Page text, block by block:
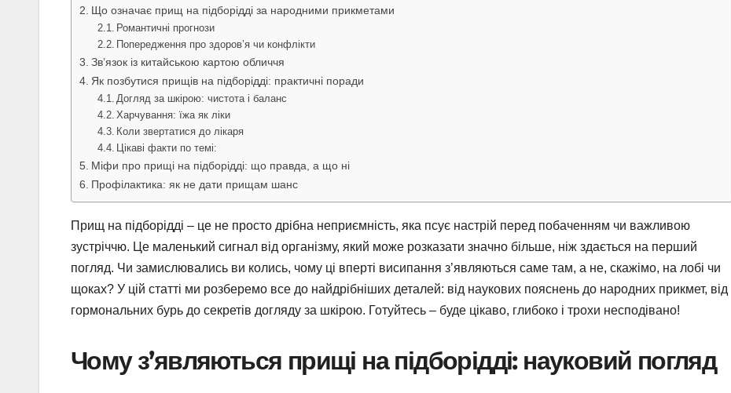
Що означає прищ на підборідді за народними прикметами
Романтичні прогнози
Попередження про здоров’я чи конфлікти
Зв’язок із китайською картою обличчя
Як позбутися прищів на підборідді: практичні поради
Догляд за шкірою: чистота і баланс
Харчування: їжа як ліки
Коли звертатися до лікаря
Цікаві факти по темі:
Міфи про прищі на підборідді: що правда, а що ні
Профілактика: як не дати прищам шанс
Прищ на підборідді – це не просто дрібна неприємність, яка псує настрій перед побаченням чи важливою
зустріччю. Це маленький сигнал від організму, який може розказати значно більше, ніж здається на перший
погляд. Чи замислювались ви колись, чому ці вперті висипання з’являються саме там, а не, скажімо, на лобі чи
щоках? У цій статті ми розберемо все до найдрібніших деталей: від наукових пояснень до народних прикмет, від
гормональних бурь до секретів догляду за шкірою. Готуйтесь – буде цікаво, глибоко і трохи несподівано!
Чому з’являються прищі на підборідді: науковий погляд